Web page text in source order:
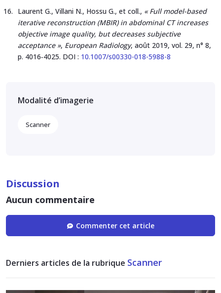
Laurent G., Villani N., Hossu G., et coll., « Full model-based
iterative reconstruction (MBIR) in abdominal CT increases
objective image quality, but decreases subjective
acceptance », European Radiology, août 2019, vol. 29, n° 8,
p. 4016‑4025. DOI : 10.1007/s00330-018-5988-8
Modalité d’imagerie
Scanner
Discussion
Aucun commentaire
Commenter cet article
Derniers articles de la rubrique Scanner